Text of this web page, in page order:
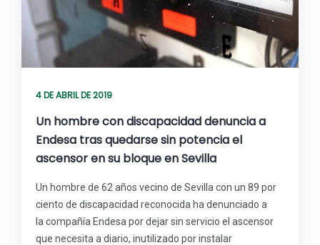
4 DE ABRIL DE 2019
Un hombre con discapacidad denuncia a
Endesa tras quedarse sin potencia el
ascensor en su bloque en Sevilla
Un hombre de 62 años vecino de Sevilla con un 89 por
ciento de discapacidad reconocida ha denunciado a
la compañía Endesa por dejar sin servicio el ascensor
que necesita a diario, inutilizado por instalar